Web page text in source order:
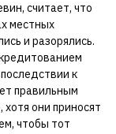
считает, что
местных
и разорялись.
к
правильным
они приносят
чтобы тот